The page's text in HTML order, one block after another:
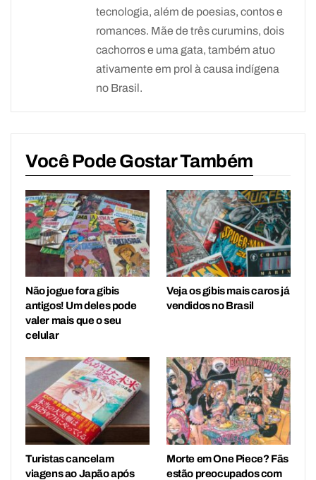
tecnologia, além de poesias, contos e
romances. Mãe de três curumins, dois
cachorros e uma gata, também atuo
ativamente em prol à causa indígena
no Brasil.
Você Pode Gostar Também
Não jogue fora gibis
antigos! Um deles pode
valer mais que o seu
celular
Veja os gibis mais caros já
vendidos no Brasil
Turistas cancelam
viagens ao Japão após
Morte em One Piece? Fãs
estão preocupados com